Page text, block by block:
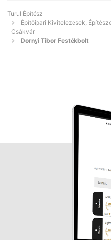
Turul Építész
Építőipari Kivitelezések,
Csákvár
Dornyi Tibor Festékbolt